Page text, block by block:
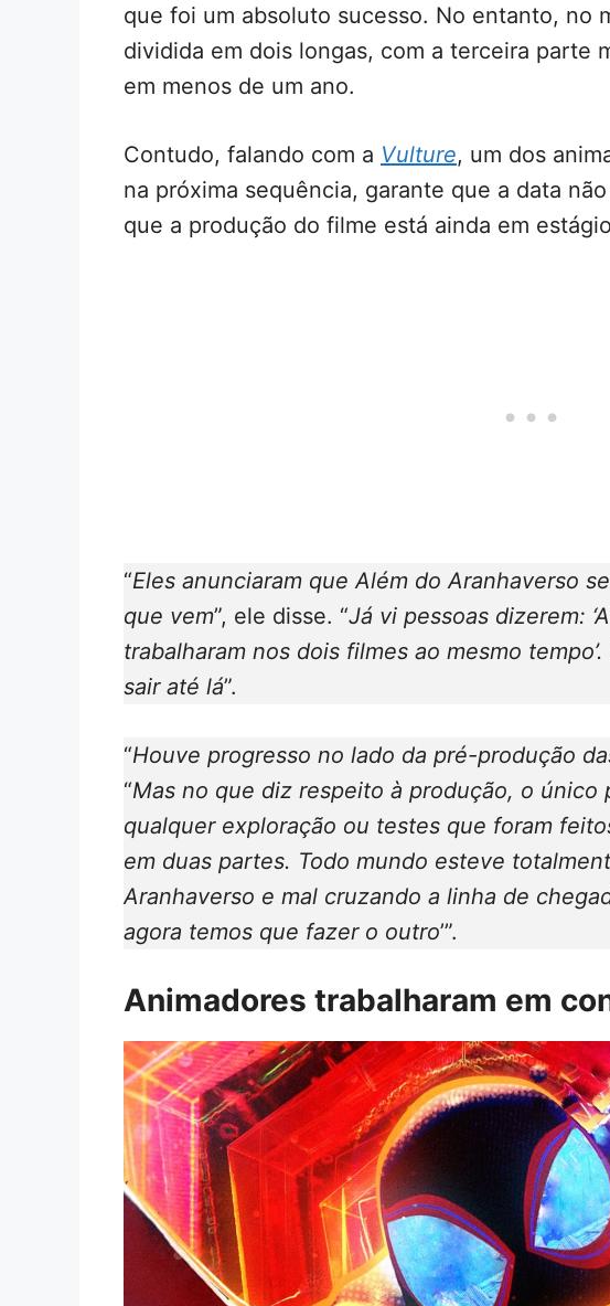
que foi um absoluto sucesso. No entanto, no
dividida em dois longas, com a terceira parte
em menos de um ano.
Contudo, falando com a Vulture, um dos
na próxima sequência, garante que a data
que a produção do filme está ainda em
“Eles anunciaram que Além do Aranhaverso
que vem”, ele disse. “Já vi pessoas dizerem:
trabalharam nos dois filmes ao mesmo
sair até lá”.
“Houve progresso no lado da pré-produção
“Mas no que diz respeito à produção, o
qualquer exploração ou testes que foram
em duas partes. Todo mundo esteve
Aranhaverso e mal cruzando a linha de
agora temos que fazer o outro’”.
Animadores trabalharam em